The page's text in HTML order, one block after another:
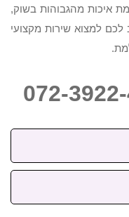
איכות מהגבוהות בשוק,
לכם למצוא שירות מקצועי